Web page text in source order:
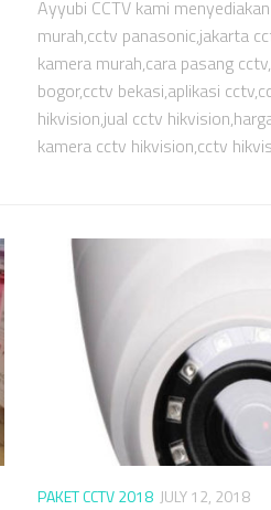
Ayyubi CCTV kami
murah,cctv panasonic,jakarta
kamera murah,cara pasang
bogor,cctv bekasi,aplikasi
hikvision,jual cctv
kamera cctv hikvision,cctv
PAKET CCTV 2018 JULY 12, 2018